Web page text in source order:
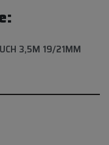
3,5M 19/21MM